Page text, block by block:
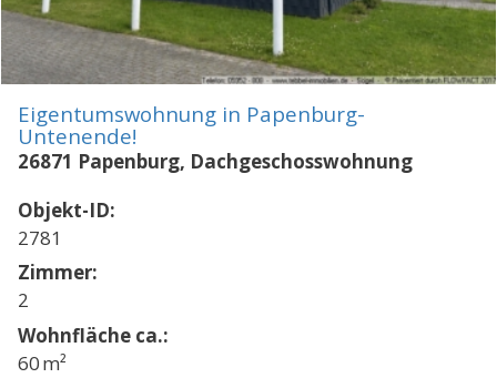
Eigentumswohnung in Papenburg-
Untenende!
26871 Papenburg, Dachgeschosswohnung
Objekt-ID:
2781
Zimmer:
2
Wohnfläche ca.:
60 m²